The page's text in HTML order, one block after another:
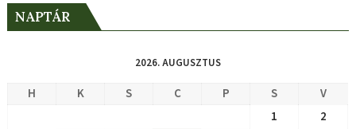
NAPTÁR
2026. AUGUSZTUS
H K S C P S
V
1
2